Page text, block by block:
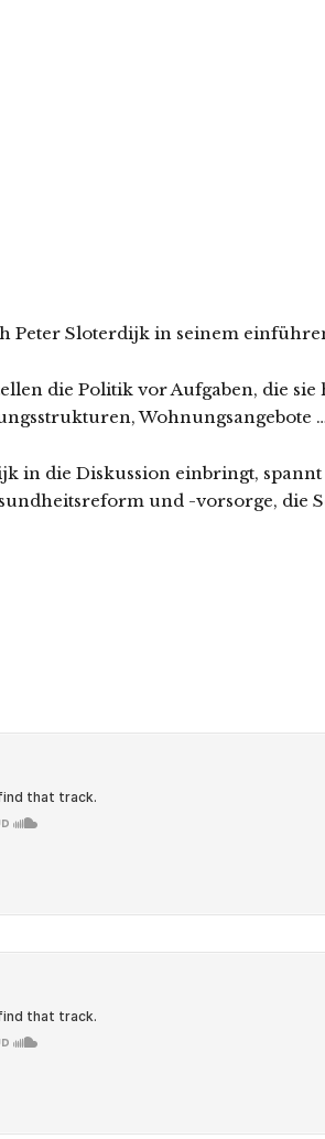
Peter Sloterdijk in seinem
die Politik vor Aufgaben, die
Wohnungsangebote
in die Diskussion einbringt,
und -vorsorge, die